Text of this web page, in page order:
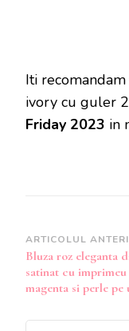
Iti
ivory cu guler
Friday 2023 in
Navigare
în
articole
ARTICOLUL
Bluza roz eleganta
satinat cu imprimeu
magenta si perle pe